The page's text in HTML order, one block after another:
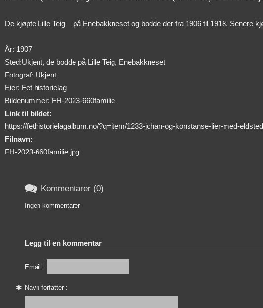
De kjøpte Lille Teig på Enebakkneset og bodde der fra 1906 til 1918. Senere
År: 1907
Sted:Ukjent, de bodde på Lille Teig, Enebakkneset
Fotograf: Ukjent
Eier: Fet historielag
Bildenummer: FH-2023-660familie
Link til bildet:
https://fethistorielagalbum.no/?q=item/1233-johan-og-konstanse-lier-med-
Filnavn:
FH-2023-660familie.jpg
 Kommentarer (0)
Ingen kommentarer
Legg til en kommentar
Email :
Navn forfatter :